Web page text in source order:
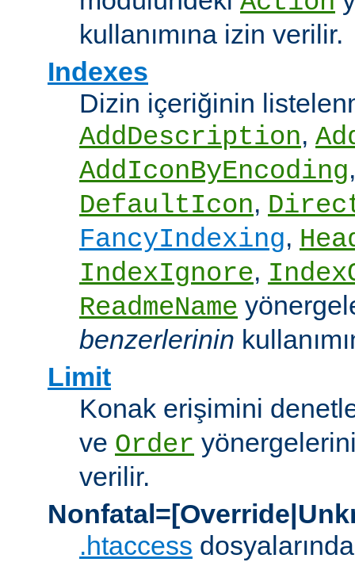
kullanımına izin verilir.
Indexes
Dizin içeriğinin
AddDescription,
AddIconByEncoding
DefaultIcon,
FancyIndexing,
IndexIgnore,
ReadmeName
benzerlerinin
Limit
Konak erişimini
ve Order
verilir.
.htaccess